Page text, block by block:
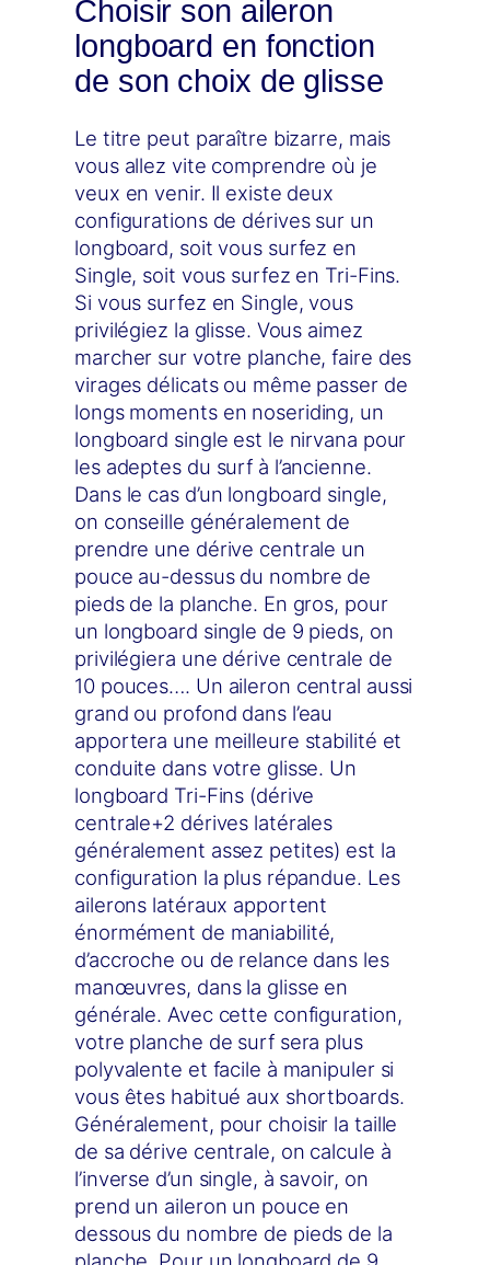
Choisir son aileron
longboard en fonction
de son choix de glisse
Le titre peut paraître bizarre, mais
vous allez vite comprendre où je
veux en venir. Il existe deux
configurations de dérives sur un
longboard, soit vous surfez en
Single, soit vous surfez en Tri-Fins.
Si vous surfez en Single, vous
privilégiez la glisse. Vous aimez
marcher sur votre planche, faire des
virages délicats ou même passer de
longs moments en noseriding, un
longboard single est le nirvana pour
les adeptes du surf à l’ancienne.
Dans le cas d’un longboard single,
on conseille généralement de
prendre une dérive centrale un
pouce au-dessus du nombre de
pieds de la planche. En gros, pour
un longboard single de 9 pieds, on
privilégiera une dérive centrale de
10 pouces…. Un aileron central aussi
grand ou profond dans l’eau
apportera une meilleure stabilité et
conduite dans votre glisse. Un
longboard Tri-Fins (dérive
centrale+2 dérives latérales
généralement assez petites) est la
configuration la plus répandue. Les
ailerons latéraux apportent
énormément de maniabilité,
d’accroche ou de relance dans les
manœuvres, dans la glisse en
générale. Avec cette configuration,
votre planche de surf sera plus
polyvalente et facile à manipuler si
vous êtes habitué aux shortboards.
Généralement, pour choisir la taille
de sa dérive centrale, on calcule à
l’inverse d’un single, à savoir, on
prend un aileron un pouce en
dessous du nombre de pieds de la
planche. Pour un longboard de 9